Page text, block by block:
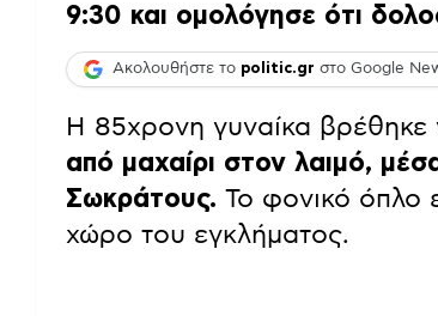
9:30 και ομολόγησε ότι
Ακολουθήστε το politic.gr στο Google
Η 85χρονη γυναίκα βρέθηκε
από μαχαίρι στον λαιμό,
Σωκράτους. Το φονικό όπλο
χώρο του εγκλήματος.